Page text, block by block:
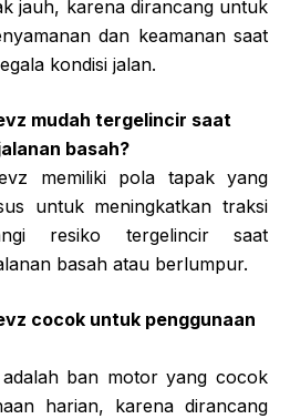
jauh, karena dirancang untuk
dan keamanan saat
kondisi jalan.
mudah tergelincir saat
basah?
memiliki pola tapak yang
untuk meningkatkan traksi
resiko tergelincir saat
basah atau berlumpur.
cocok untuk penggunaan
ban motor yang cocok
harian, karena dirancang